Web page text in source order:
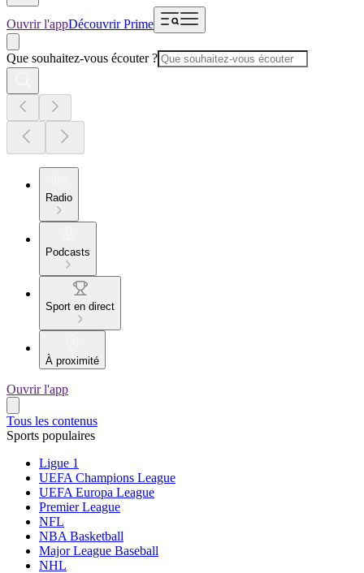
Ouvrir l'appDécouvrir Prime
Que souhaitez-vous écouter ?
Radio
Podcasts
Sport en direct
À proximité
Ouvrir l'app
Tous les contenus
Sports populaires
Ligue 1
UEFA Champions League
UEFA Europa League
Premier League
NFL
NBA Basketball
Major League Baseball
NHL